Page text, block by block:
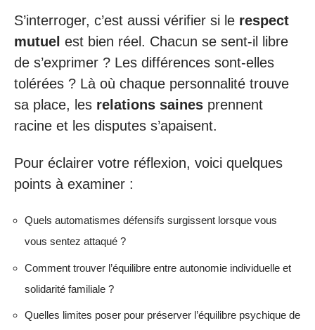
S’interroger, c’est aussi vérifier si le respect
mutuel est bien réel. Chacun se sent-il libre
de s’exprimer ? Les différences sont-elles
tolérées ? Là où chaque personnalité trouve
sa place, les relations saines prennent
racine et les disputes s’apaisent.
Pour éclairer votre réflexion, voici quelques
points à examiner :
Quels automatismes défensifs surgissent lorsque vous
vous sentez attaqué ?
Comment trouver l’équilibre entre autonomie individuelle et
solidarité familiale ?
Quelles limites poser pour préserver l’équilibre psychique de